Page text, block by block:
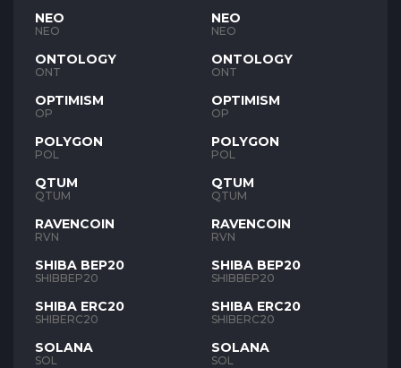
NEO
NEO
ONTOLOGY
ONT
OPTIMISM
OP
POLYGON
POL
QTUM
QTUM
RAVENCOIN
RVN
SHIBA BEP20
SHIBBEP20
SHIBA ERC20
SHIBERC20
SOLANA
SOL
NEO
NEO
ONTOLOGY
ONT
OPTIMISM
OP
POLYGON
POL
QTUM
QTUM
RAVENCOIN
RVN
SHIBA BEP20
SHIBBEP20
SHIBA ERC20
SHIBERC20
SOLANA
SOL